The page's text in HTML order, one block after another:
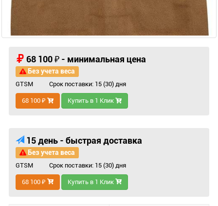
68 100 ₽ - минимальная цена
Без учета веса
GTSM Срок поставки: 15 (30) дня
68 100 ₽ Купить в 1 Клик
15 день - быстрая доставка
Без учета веса
GTSM Срок поставки: 15 (30) дня
68 100 ₽ Купить в 1 Клик